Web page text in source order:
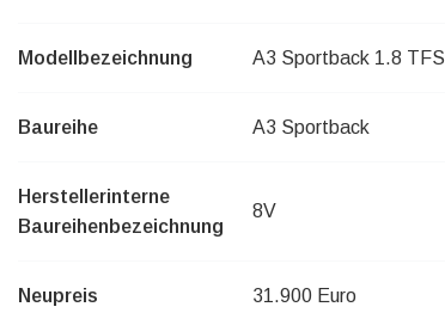
Modellbezeichnung A3 Sportback 1.8 TFSI
Baureihe A3 Sportback
Herstellerinterne
Baureihenbezeichnung
8V
Neupreis 31.900 Euro